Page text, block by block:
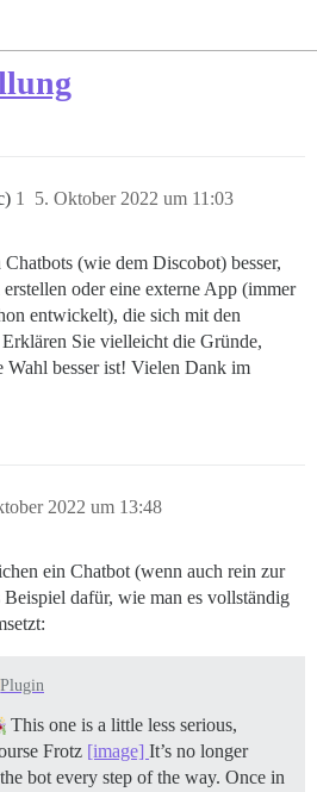
5. Oktober 2022 um 11:03
1
(wie dem Discobot) besser,
oder eine externe App (immer
entwickelt), die sich mit den
Sie vielleicht die Gründe,
Wahl besser ist! Vielen Dank im
2022 um 13:48
ein Chatbot (wenn auch rein zur
dafür, wie man es vollständig
Plugin
This one is a little less serious,
Frotz [image] It’s no longer
bot every step of the way. Once in